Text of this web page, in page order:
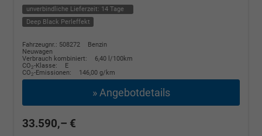
unverbindliche Lieferzeit: 14 Tage
Deep Black Perleffekt
Fahrzeugnr.: 508272
Benzin
Neuwagen
Verbrauch kombiniert:
6,40 l/100km
CO2-Klasse:
E
CO2-Emissionen: 146,00 g/km
» Angebotdetails
33.590,– €